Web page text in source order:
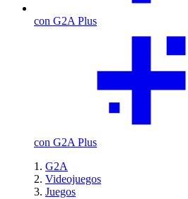
con G2A Plus
con G2A Plus
G2A
Videojuegos
Juegos